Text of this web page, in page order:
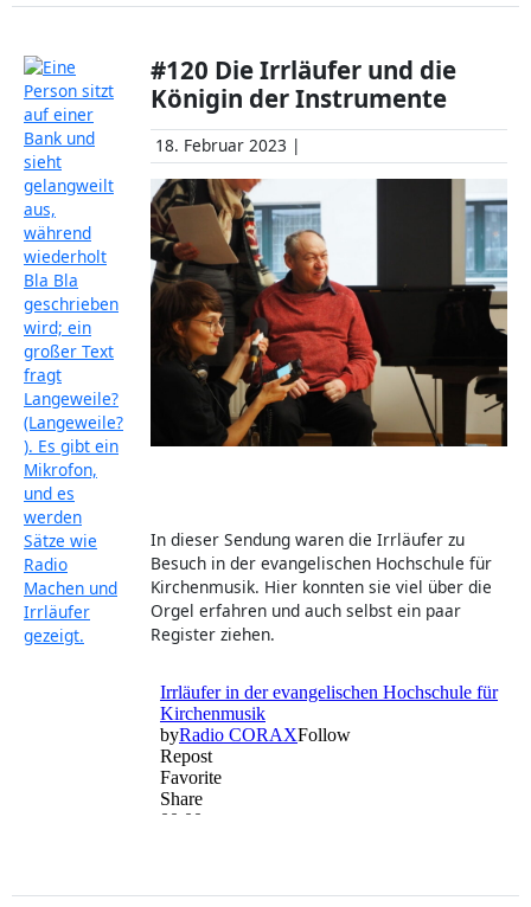
#120 Die Irrläufer und die
Königin der Instrumente
18. Februar 2023 |
In dieser Sendung waren die Irrläufer zu
Besuch in der evangelischen Hochschule für
Kirchenmusik. Hier konnten sie viel über die
Orgel erfahren und auch selbst ein paar
Register ziehen.